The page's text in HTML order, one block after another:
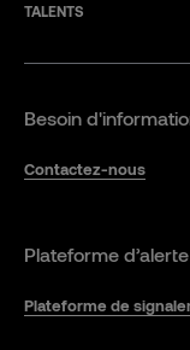
TALENTS
Besoin
Contactez-nous
Plateforme
Plateforme de